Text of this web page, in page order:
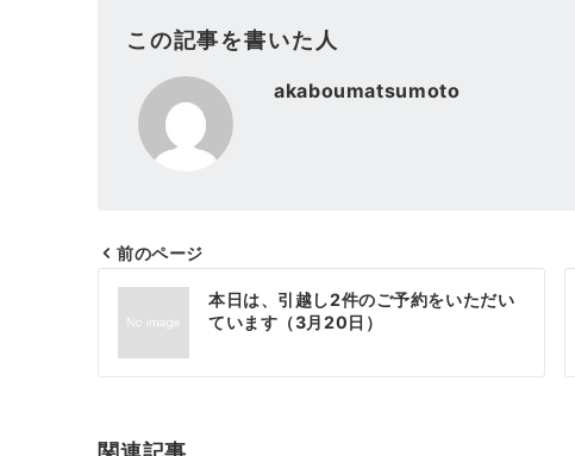
この記事を書いた人
akaboumatsumoto
投
ナ
ゲ
前のページ
本日は、引越し2件のご予約をいただい
ています（3月20日）